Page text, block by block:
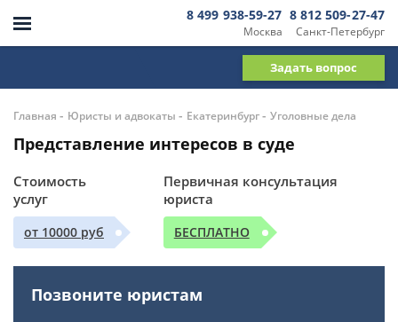
Москва
8 499 938-59-27
Санкт-Петербург
8 812 509-27-47
Задать вопрос
Главная - Юристы и адвокаты - Екатеринбург- Уголовные дела
Представление интересов в суде
Стоимость
услуг
от 10000 руб
Первичная консультация
юриста
БЕСПЛАТНО
Позвоните юристам